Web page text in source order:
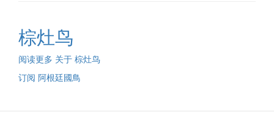
棕灶鸟
阅读更多 关于 棕灶鸟
订阅 阿根廷國鳥